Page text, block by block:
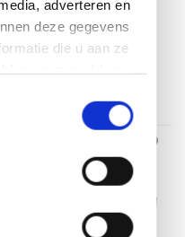
adverteren en
deze gegevens
die u aan ze
€1.629,00
btw